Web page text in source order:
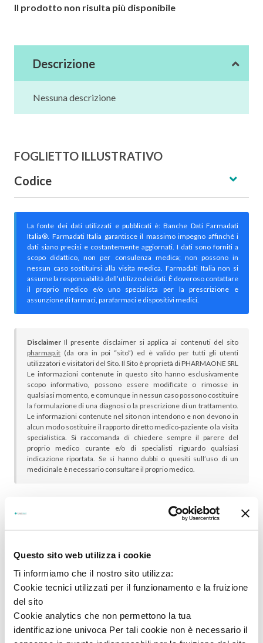
Questo sito web utilizza i cookie
Ti informiamo che il nostro sito utilizza:
Cookie tecnici utilizzati per il funzionamento e la fruizione
del sito
Cookie analytics che non permettono la tua
identificazione univoca Per tali cookie non è necessario il
Il prodotto non risulta più disponibile
Descrizione
Nessuna descrizione
FOGLIETTO ILLUSTRATIVO
Codice
La fonte dei dati utilizzati e pubblicati è: Banche Dati Farmadati
Italia®. Farmadati Italia garantisce il massimo impegno affinché i
dati siano precisi e costantemente aggiornati. I dati sono forniti a
scopo didattico, non per consulenza medica; non possono in
nessun caso sostituirsi alla visita medica. Farmadati Italia non si
assume la responsabilità dell’utilizzo dei dati. È doveroso contattare
il proprio medico e/o uno specialista per la prescrizione e
assunzione di farmaci, parafarmaci e dispositivi medici.
Disclaimer Il presente disclaimer si applica ai contenuti del sito
pharmap.it (da ora in poi “sito”) ed è valido per tutti gli utenti
utilizzatori e visitatori del Sito. Il Sito è proprietà di PHARMAONE SRL
Le informazioni contenute in questo sito hanno esclusivamente
scopo informativo, possono essere modificate o rimosse in
qualsiasi momento, e comunque in nessun caso possono costituire
la formulazione di una diagnosi o la prescrizione di un trattamento.
Le informazioni contenute nel sito non intendono e non devono in
alcun modo sostituire il rapporto diretto medico-paziente o la visita
specialistica. Si raccomanda di chiedere sempre il parere del
proprio medico curante e/o di specialisti riguardo qualsiasi
indicazione riportata. Se si hanno dubbi o quesiti sull’uso di un
medicinale è necessario consultare il proprio medico.